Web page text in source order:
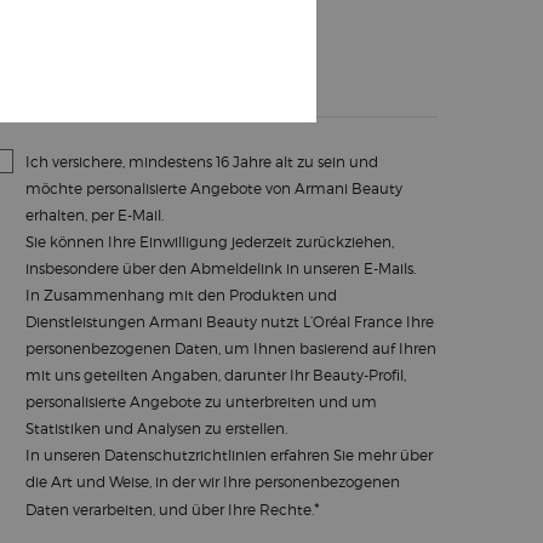
Ich versichere, mindestens 16 Jahre alt zu sein und
möchte personalisierte Angebote von Armani Beauty
erhalten, per E-Mail.
Sie können Ihre Einwilligung jederzeit zurückziehen,
insbesondere über den Abmeldelink in unseren E-Mails.
In Zusammenhang mit den Produkten und
Dienstleistungen Armani Beauty nutzt L’Oréal France Ihre
personenbezogenen Daten, um Ihnen basierend auf Ihren
mit uns geteilten Angaben, darunter Ihr Beauty-Profil,
personalisierte Angebote zu unterbreiten und um
Statistiken und Analysen zu erstellen.
In unseren Datenschutzrichtlinien erfahren Sie mehr über
die Art und Weise, in der wir Ihre personenbezogenen
Daten verarbeiten, und über Ihre Rechte.*